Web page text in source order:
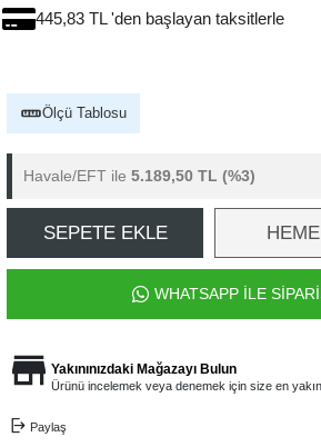
445,83 TL 'den başlayan taksitlerle
Ölçü Tablosu
Havale/EFT ile 5.189,50 TL (%3)
SEPETE EKLE
WHATSAPP İLE
Yakınınızdaki Mağazayı Bulun
Ürünü incelemek veya denemek için size en
Paylaş